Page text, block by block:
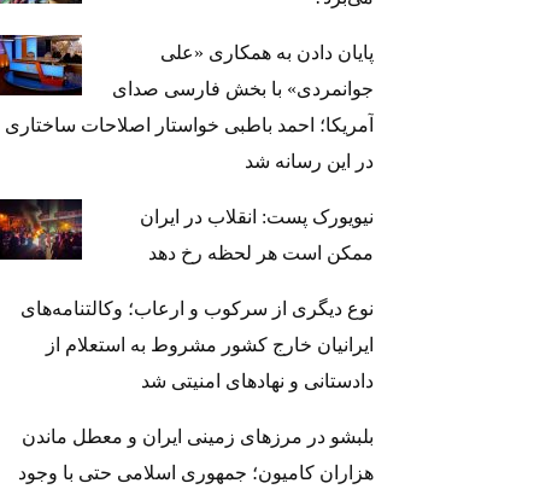
پایان دادن به همکاری «علی
جوانمردی» با بخش فارسی صدای
آمریکا؛ احمد باطبی خواستار اصلاحات ساختاری
در این رسانه شد
نیویورک پست: انقلاب در ایران
ممکن است هر لحظه رخ دهد
نوع دیگری از سرکوب و ارعاب؛ وکالتنامه‌های
ایرانیان خارج کشور مشروط به استعلام از
دادستانی و نهادهای امنیتی شد
بلبشو در مرزهای زمینی ایران و معطل ماندن
هزاران کامیون؛ جمهوری اسلامی حتی با وجود